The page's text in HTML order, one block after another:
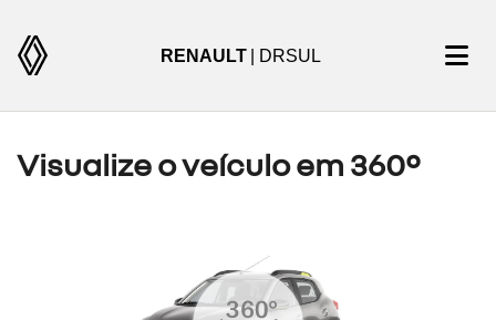
RENAULT | DRSUL
Visualize o veículo em 360°